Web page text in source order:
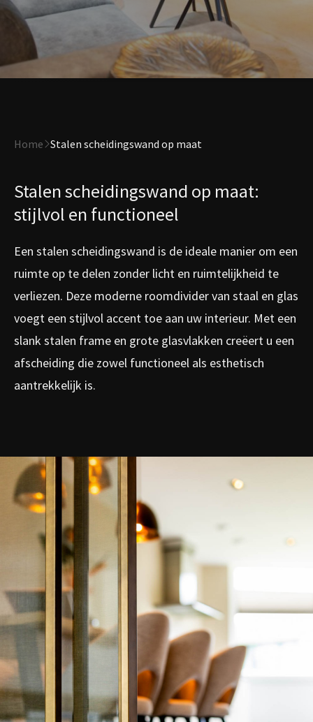
Home Stalen scheidingswand op maat
Stalen scheidingswand op maat:
stijlvol en functioneel
Een stalen scheidingswand is de ideale manier om een
ruimte op te delen zonder licht en ruimtelijkheid te
verliezen. Deze moderne roomdivider van staal en glas
voegt een stijlvol accent toe aan uw interieur. Met een
slank stalen frame en grote glasvlakken creëert u een
afscheiding die zowel functioneel als esthetisch
aantrekkelijk is.